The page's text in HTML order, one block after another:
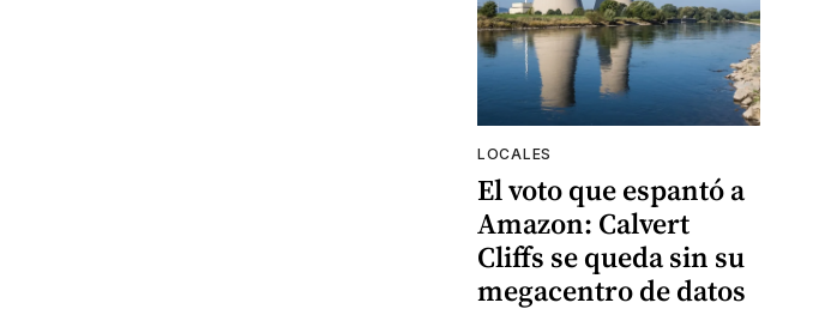
LOCALES
El voto que espantó a
Amazon: Calvert
Cliffs se queda sin su
megacentro de datos